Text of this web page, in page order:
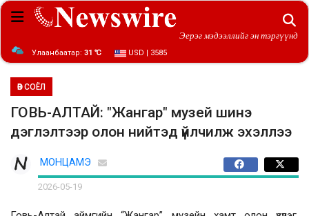
Эерэг мэдээллийг эн тэргүүнд
Улаанбаатар: 31 ℃ USD | 3585
ӨВ СОЁЛ
ГОВЬ-АЛТАЙ: "Жангар" музей шинэ
дэглэлтээр олон нийтэд үйлчилж эхэллээ
МОНЦАМЭ
2026-05-19